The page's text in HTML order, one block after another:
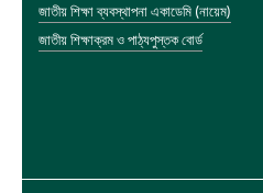
জাতীয় শিক্ষা ব্যবস্থাপনা একাডেমি (নায়েম)
জাতীয় শিক্ষাক্রম ও পাঠ্যপুস্তক বোর্ড